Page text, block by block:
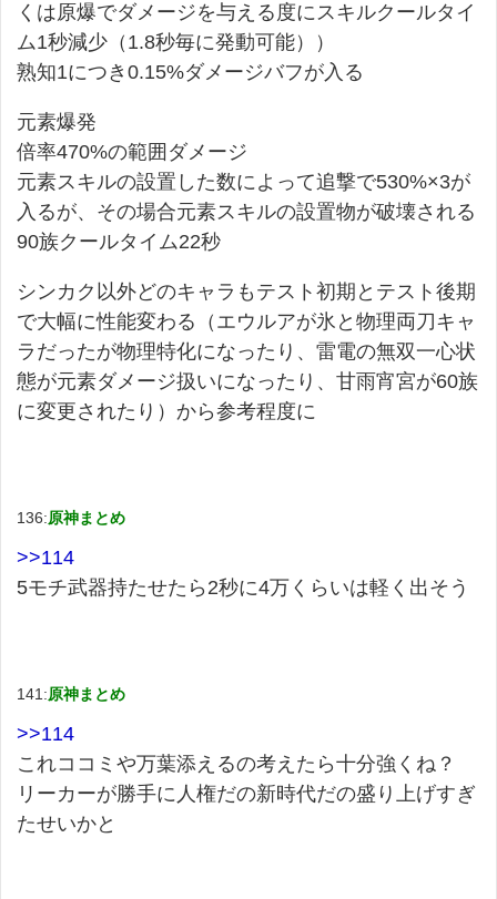
くは原爆でダメージを与える度にスキルクールタイ
ム1秒減少（1.8秒毎に発動可能））
熟知1につき0.15%ダメージバフが入る
元素爆発
倍率470%の範囲ダメージ
元素スキルの設置した数によって追撃で530%×3が
入るが、その場合元素スキルの設置物が破壊される
90族クールタイム22秒
シンカク以外どのキャラもテスト初期とテスト後期
で大幅に性能変わる（エウルアが氷と物理両刀キャ
ラだったが物理特化になったり、雷電の無双一心状
態が元素ダメージ扱いになったり、甘雨宵宮が60族
に変更されたり）から参考程度に
136:原神まとめ
>>114
5モチ武器持たせたら2秒に4万くらいは軽く出そう
141:原神まとめ
>>114
これココミや万葉添えるの考えたら十分強くね？
リーカーが勝手に人権だの新時代だの盛り上げすぎ
たせいかと